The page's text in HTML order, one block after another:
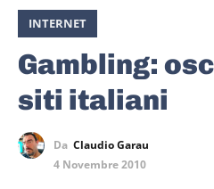
INTERNET
Gambling:
siti italiani
Da Claudio Garau
4 Novembre 2010